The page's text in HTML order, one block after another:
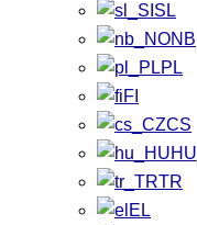
SL
NB
PL
FI
CS
HU
TR
EL